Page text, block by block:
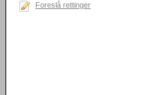
Foreslå rettinger